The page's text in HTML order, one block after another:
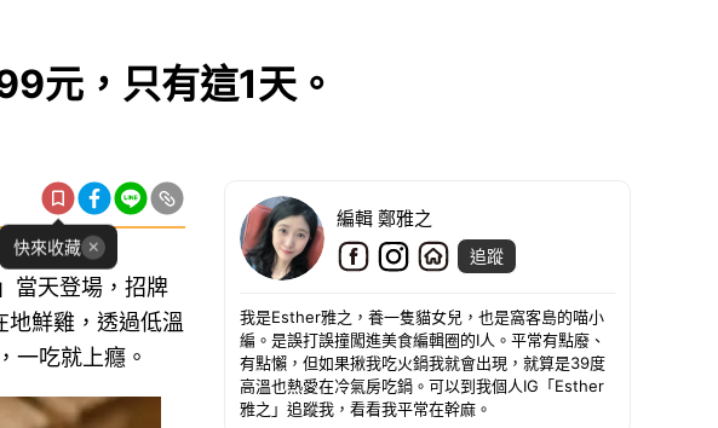
元，只有這1天。
快來收藏
當天登場，招牌
鮮雞，透過低溫
一吃就上癮。
編輯 鄭雅之
追蹤
我是Esther雅之，養一隻貓女兒，也是窩客島的喵小
編。是誤打誤撞闖進美食編輯圈的I人。平常有點廢、
有點懶，但如果揪我吃火鍋我就會出現，就算是39度
高溫也熱愛在冷氣房吃鍋。可以到我個人IG「Esther
雅之」追蹤我，看看我平常在幹麻。